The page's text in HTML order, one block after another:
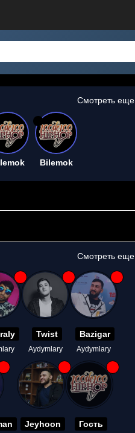
Смотреть еще
Bilemok
Смотреть еще
Twist
Aydymlary
Bazigar
Aydymlary
Jeyhoon Гость